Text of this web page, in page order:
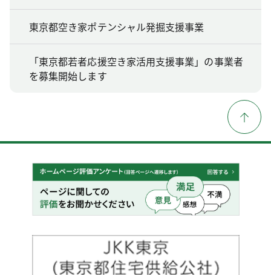
東京都空き家ポテンシャル発掘支援事業
「東京都若者応援空き家活用支援事業」の事業者
を募集開始します